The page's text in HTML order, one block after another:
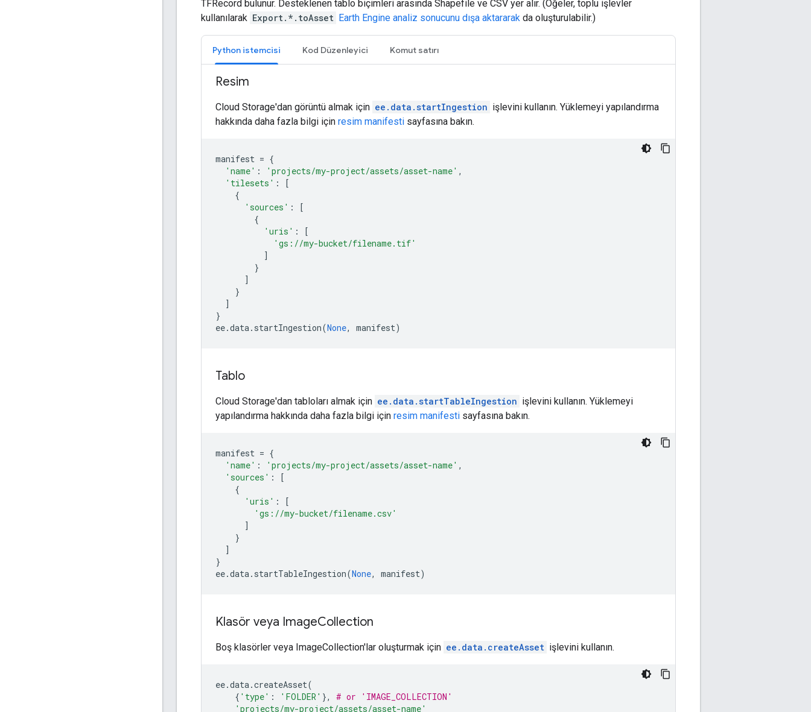
TFRecord bulunur. Desteklenen tablo biçimleri arasında Shapefile ve CSV yer alır. (Öğeler, toplu işlevler
kullanılarak Export.*.toAsset Earth Engine analiz sonucunu dışa aktararak da oluşturulabilir.)
Python istemcisi Kod Düzenleyici Komut satırı
Resim
Cloud Storage'dan görüntü almak için ee.data.startIngestion işlevini kullanın. Yüklemeyi yapılandırma
hakkında daha fazla bilgi için resim manifesti sayfasına bakın.
manifest = {
'name' : 'projects/my-project/assets/asset-name' ,
'tilesets' :
[
{
'sources' :
[
{
'uris' :
[
'gs://my-bucket/filename.tif'
]
}
]
}
]
}
ee.data. startIngestion(None, manifest)
Tablo
Cloud Storage'dan tabloları almak için ee.data.startTableIngestion işlevini kullanın. Yüklemeyi
yapılandırma hakkında daha fazla bilgi için resim manifesti sayfasına bakın.
manifest = {
'name' : 'projects/my-project/assets/asset-name' ,
'sources' :
[
{
'uris' :
[
'gs://my-bucket/filename.csv'
]
}
]
}
ee.data. startTableIngestion(None, manifest)
Klasör veya ImageCollection
Boş klasörler veya ImageCollection'lar oluşturmak için ee.data.createAsset işlevini kullanın.
ee.data.createAsset(
{ 'type' : 'FOLDER' },
# or 'IMAGE_COLLECTION'
'projects/my-project/assets/asset-name'